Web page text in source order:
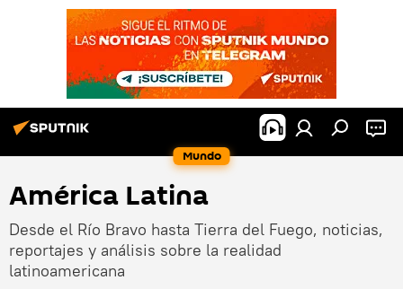
Mundo
América Latina
Desde el Río Bravo hasta Tierra del Fuego, noticias,
reportajes y análisis sobre la realidad
latinoamericana